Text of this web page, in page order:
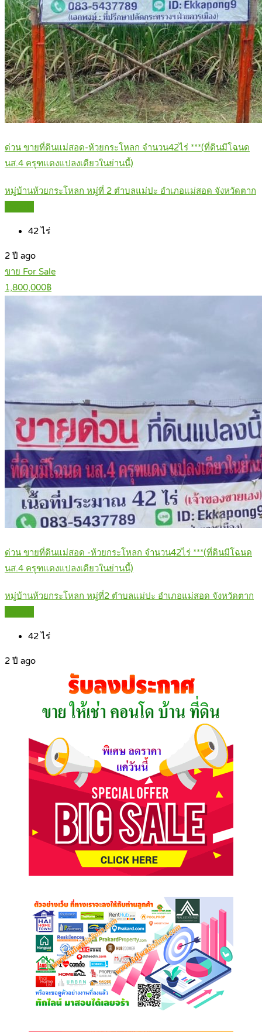
ด่วน ขายที่ดินแม่สอด-ห้วยกระโหลก จำนวน42ไร่ ***(ที่ดินมีโฉนด
นส.4 ครุฑแดงแปลงเดียวในย่านนี้)
หมู่บ้านห้วยกระโหลก หมู่ที่ 2 ตำบลแม่ปะ อำเภอแม่สอด จังหวัดตาก
42ไร่
2 ปี ago
ขาย For Sale
1,800,000฿
ด่วน ขายที่ดินแม่สอด -ห้วยกระโหลก จำนวน42ไร่ ***(ที่ดินมีโฉนด
นส.4 ครุฑแดงแปลงเดียวในย่านนี้)
หมู่บ้านห้วยกระโหลก หมู่ที่2 ตำบลแม่ปะ อำเภอแม่สอด จังหวัดตาก
42ไร่
2 ปี ago